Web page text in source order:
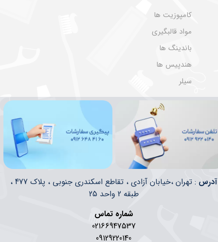
کامپوزیت ها
مواد قالبگیری
باندینگ ها
هندپیس ها
سیلر
​​آدرس
: تهران ،خیابان آزادی ، تقاطع اسکندری جنوبی ، پلاک 477 ،
طبقه 2 واحد 25
شماره تماس
02166947537
09129220140